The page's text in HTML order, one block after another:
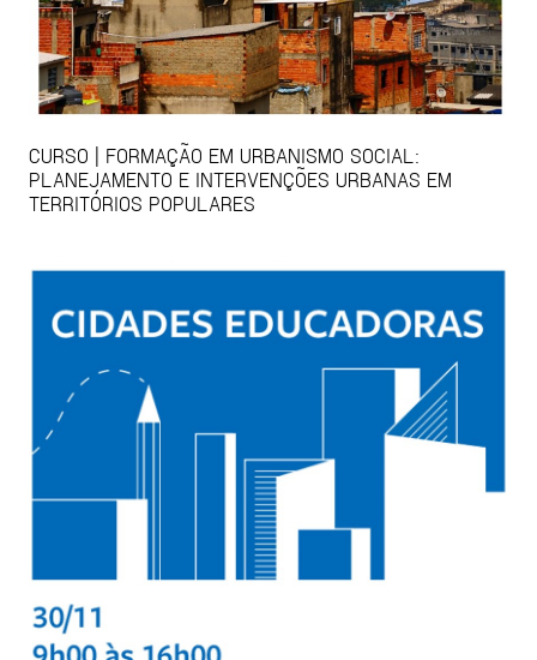
CURSO | FORMAÇÃO EM URBANISMO SOCIAL:
PLANEJAMENTO E INTERVENÇÕES URBANAS EM
TERRITÓRIOS POPULARES